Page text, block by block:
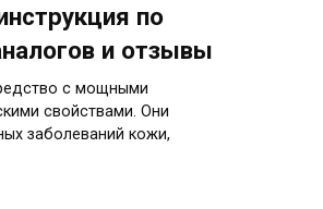
по
и отзывы
с мощными
свойствами. Они
заболеваний кожи,